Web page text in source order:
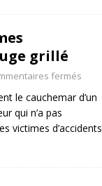
grillé
fermés
le cauchemar d’un
qui n’a pas
victimes d’accidents